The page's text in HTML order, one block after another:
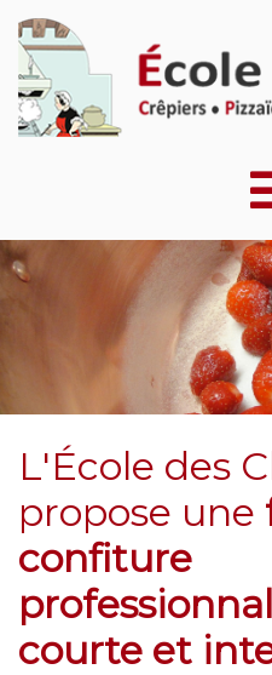
L'École des
propose une
confiture
courte et